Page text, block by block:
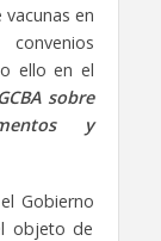
en
ello en el
sobre
y
Gobierno
objeto de